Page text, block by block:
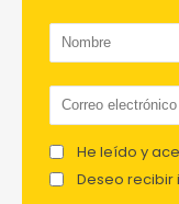
He leído y
Deseo recibir